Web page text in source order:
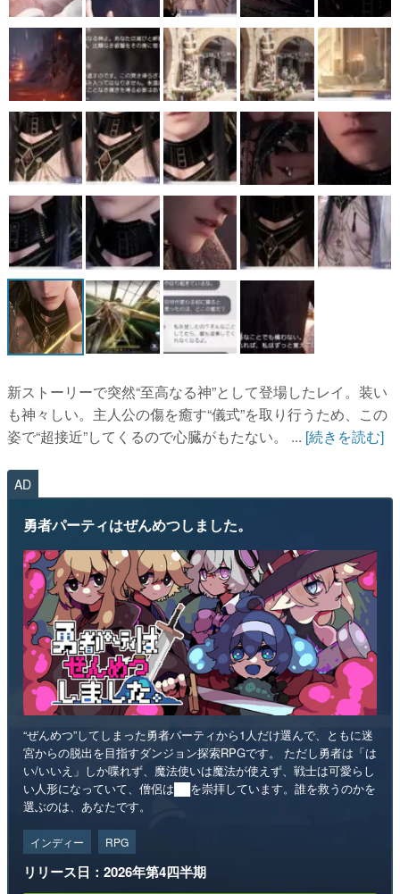
新ストーリーで突然“至高なる神”として登場したレイ。装い
も神々しい。主人公の傷を癒す“儀式”を取り行うため、この
姿で“超接近”してくるので心臓がもたない。 ... [続きを読む]
AD
勇者パーティはぜんめつしました。
“ぜんめつ”してしまった勇者パーティから1人だけ選んで、ともに迷
宮からの脱出を目指すダンジョン探索RPGです。 ただし勇者は「は
い/いいえ」しか喋れず、魔法使いは魔法が使えず、戦士は可愛らし
い人形になっていて、僧侶は██を崇拝しています。誰を救うのかを
選ぶのは、あなたです。
インディー RPG
リリース日：2026年第4四半期